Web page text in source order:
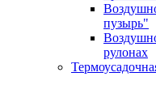
пузырь"
рулонах